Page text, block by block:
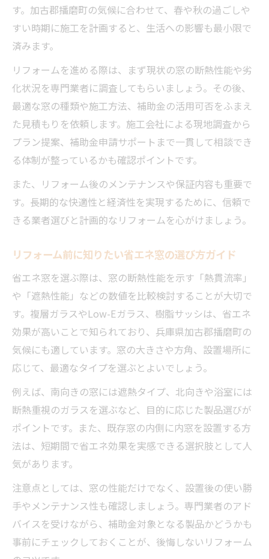
す。加古郡播磨町の気候に合わせて、春や秋の過ごしや
すい時期に施工を計画すると、生活への影響も最小限で
済みます。
リフォームを進める際は、まず現状の窓の断熱性能や劣
化状況を専門業者に調査してもらいましょう。その後、
最適な窓の種類や施工方法、補助金の活用可否をふまえ
た見積もりを依頼します。施工会社による現地調査から
プラン提案、補助金申請サポートまで一貫して相談でき
る体制が整っているかも確認ポイントです。
また、リフォーム後のメンテナンスや保証内容も重要で
す。長期的な快適性と経済性を実現するために、信頼で
きる業者選びと計画的なリフォームを心がけましょう。
リフォーム前に知りたい省エネ窓の選び方ガイド
省エネ窓を選ぶ際は、窓の断熱性能を示す「熱貫流率」
や「遮熱性能」などの数値を比較検討することが大切で
す。複層ガラスやLow-Eガラス、樹脂サッシは、省エネ
効果が高いことで知られており、兵庫県加古郡播磨町の
気候にも適しています。窓の大きさや方角、設置場所に
応じて、最適なタイプを選ぶとよいでしょう。
例えば、南向きの窓には遮熱タイプ、北向きや浴室には
断熱重視のガラスを選ぶなど、目的に応じた製品選びが
ポイントです。また、既存窓の内側に内窓を設置する方
法は、短期間で省エネ効果を実感できる選択肢として人
気があります。
注意点としては、窓の性能だけでなく、設置後の使い勝
手やメンテナンス性も確認しましょう。専門業者のアド
バイスを受けながら、補助金対象となる製品かどうかも
事前にチェックしておくことが、後悔しないリフォーム